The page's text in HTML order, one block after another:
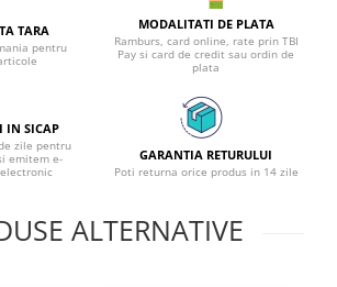
TARA
pentru
MODALITATI DE PLATA
Ramburs, card online, rate prin TBI
Pay si card de credit sau ordin de
plata
IN SICAP
zile pentru
emitem e-
GARANTIA RETURULUI
Poti returna orice produs in 14 zile
ALTERNATIVE